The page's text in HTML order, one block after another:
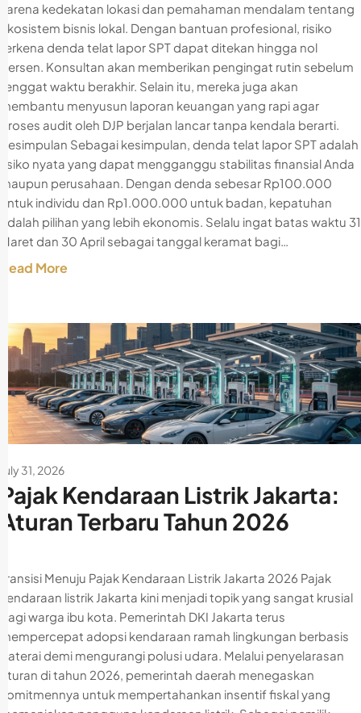
karena kedekatan lokasi dan pemahaman mendalam tentang
ekosistem bisnis lokal. Dengan bantuan profesional, risiko
terkena denda telat lapor SPT dapat ditekan hingga nol
persen. Konsultan akan memberikan pengingat rutin sebelum
tenggat waktu berakhir. Selain itu, mereka juga akan
membantu menyusun laporan keuangan yang rapi agar
proses audit oleh DJP berjalan lancar tanpa kendala berarti.
Kesimpulan Sebagai kesimpulan, denda telat lapor SPT adalah
risiko nyata yang dapat mengganggu stabilitas finansial Anda
maupun perusahaan. Dengan denda sebesar Rp100.000
untuk individu dan Rp1.000.000 untuk badan, kepatuhan
adalah pilihan yang lebih ekonomis. Selalu ingat batas waktu 31
Maret dan 30 April sebagai tanggal keramat bagi…
Read More
July 31, 2026
Pajak Kendaraan Listrik Jakarta:
Aturan Terbaru Tahun 2026
Transisi Menuju Pajak Kendaraan Listrik Jakarta 2026 Pajak
kendaraan listrik Jakarta kini menjadi topik yang sangat krusial
bagi warga ibu kota. Pemerintah DKI Jakarta terus
mempercepat adopsi kendaraan ramah lingkungan berbasis
baterai demi mengurangi polusi udara. Melalui penyelarasan
aturan di tahun 2026, pemerintah daerah menegaskan
komitmennya untuk mempertahankan insentif fiskal yang